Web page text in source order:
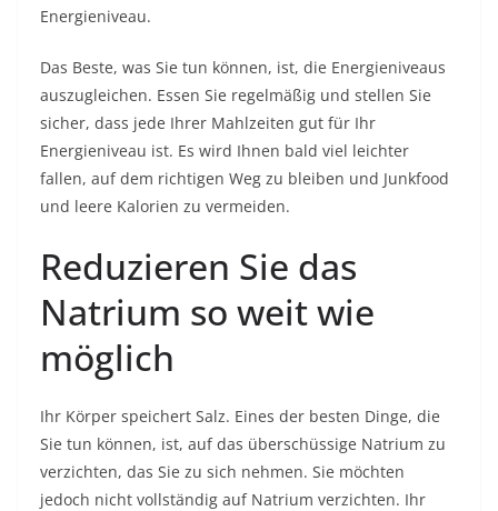
Energieniveau.
Das Beste, was Sie tun können, ist, die Energieniveaus
auszugleichen. Essen Sie regelmäßig und stellen Sie
sicher, dass jede Ihrer Mahlzeiten gut für Ihr
Energieniveau ist. Es wird Ihnen bald viel leichter
fallen, auf dem richtigen Weg zu bleiben und Junkfood
und leere Kalorien zu vermeiden.
Reduzieren Sie das
Natrium so weit wie
möglich
Ihr Körper speichert Salz. Eines der besten Dinge, die
Sie tun können, ist, auf das überschüssige Natrium zu
verzichten, das Sie zu sich nehmen. Sie möchten
jedoch nicht vollständig auf Natrium verzichten. Ihr